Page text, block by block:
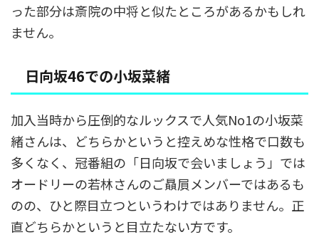
った部分は斎院の中将と似たところがあるかもしれ
ません。
日向坂46での小坂菜緒
加入当時から圧倒的なルックスで人気No1の小坂菜
緒さんは、どちらかというと控えめな性格で口数も
多くなく、冠番組の「日向坂で会いましょう」では
オードリーの若林さんのご贔屓メンバーではあるも
のの、ひと際目立つというわけではありません。正
直どちらかというと目立たない方です。